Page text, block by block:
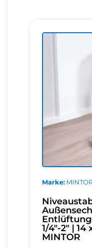
Marke
1/4"-2" | 14
MINTOR